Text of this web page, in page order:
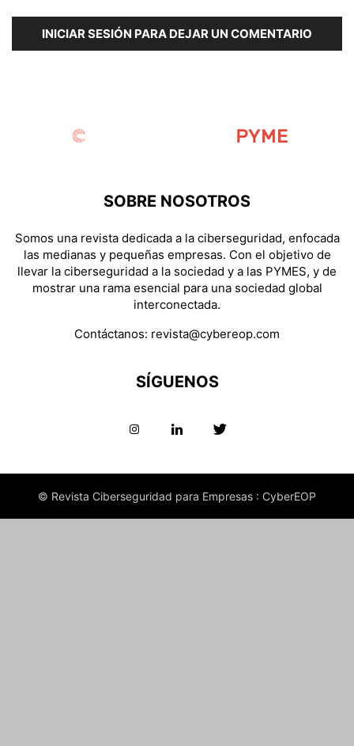
INICIAR SESIÓN PARA DEJAR UN COMENTARIO
SOBRE NOSOTROS
Somos una revista dedicada a la ciberseguridad, enfocada
las medianas y pequeñas empresas. Con el objetivo de
llevar la ciberseguridad a la sociedad y a las PYMES, y de
mostrar una rama esencial para una sociedad global
interconectada.
Contáctanos: revista@cybereop.com
SÍGUENOS
© Revista Ciberseguridad para Empresas : CyberEOP